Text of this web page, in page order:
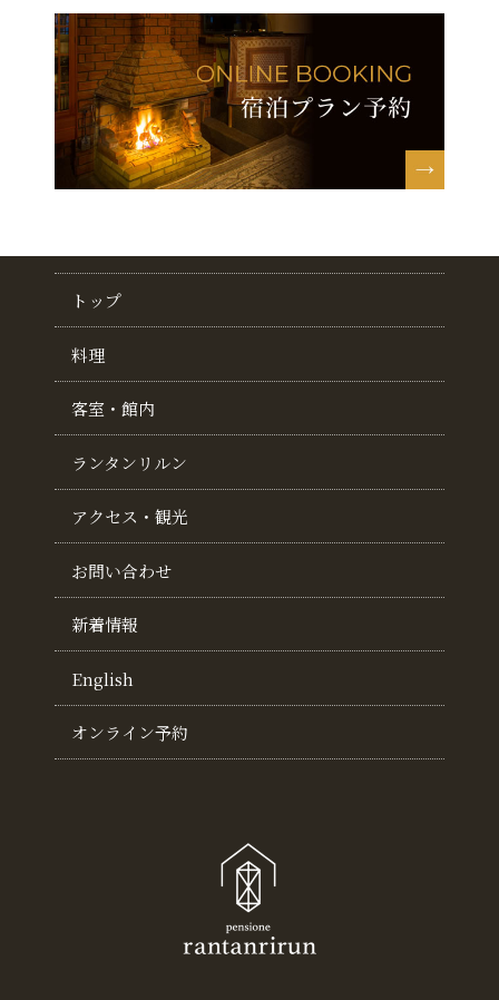
トップ
料理
客室・館内
ランタンリルン
アクセス・観光
お問い合わせ
新着情報
English
オンライン予約